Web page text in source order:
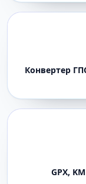
Конвертер
GPX,